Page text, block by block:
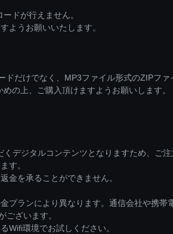
ドが行えません。
ようお願いいたします。
だけでなく、MP3ファイル形式のZIPファ
の上、ご購入頂けますようお願いします。
デジタルコンテンツとなりますため、ご注
す。
金を承ることができません。
ランにより異なります。通信会社や携帯
ございます。
Wifi環境でお試しください。